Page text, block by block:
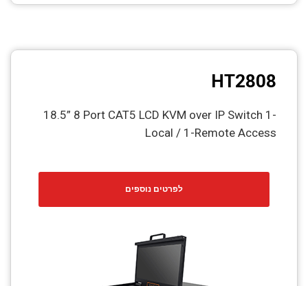
HT2808
18.5” 8 Port CAT5 LCD KVM over IP Switch 1-
Local / 1-Remote Access
לפרטים נוספים